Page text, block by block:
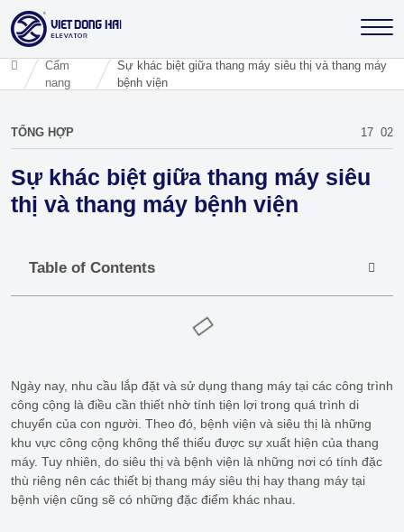
Cẩm
nang
Sự khác biệt giữa thang máy siêu thị và thang máy
bệnh viện
TỔNG HỢP 17 02
Sự khác biệt giữa thang máy siêu
thị và thang máy bệnh viện
Table of Contents
Ngày nay, nhu cầu lắp đặt và sử dụng thang máy tại các công trình
công cộng là điều cần thiết nhờ tính tiện lợi trong quá trình di
chuyển của con người. Theo đó, bệnh viện và siêu thị là những
khu vực công cộng không thể thiếu được sự xuất hiện của thang
máy. Tuy nhiên, do siêu thị và bệnh viện là những nơi có tính đặc
thù riêng nên các thiết bị thang máy siêu thị hay thang máy tại
bệnh viện cũng sẽ có những đặc điểm khác nhau.